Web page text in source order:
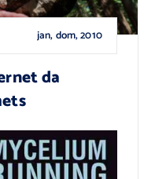
jan, dom, 2010
da